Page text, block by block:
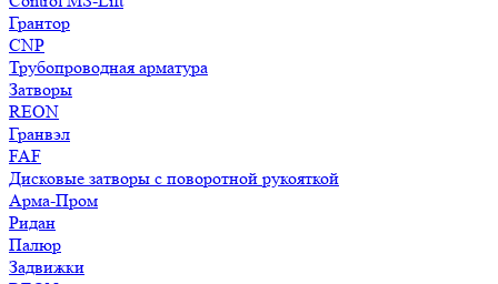
Грантор
CNP
Трубопроводная арматура
Затворы
REON
Гранвэл
FAF
Дисковые затворы с поворотной рукояткой
Арма-Пром
Ридан
Палюр
Задвижки